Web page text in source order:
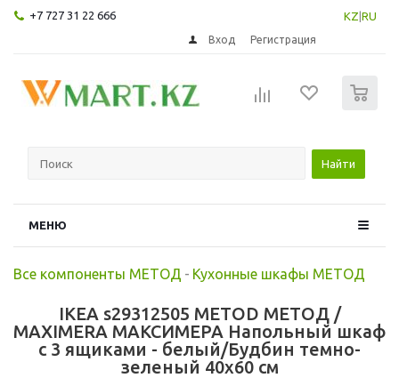
+7 727 31 22 666 KZ RU
Вход Регистрация
Найти
МЕНЮ
Все компоненты МЕТОД - Кухонные шкафы МЕТОД
IKEA s29312505 METOD МЕТОД /
MAXIMERA МАКСИМЕРА Напольный шкаф
с 3 ящиками - белый/Будбин темно-
зеленый 40x60 см